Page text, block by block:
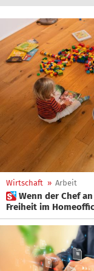
Wirtschaft » Arbeit
 Wenn der Chef an die Haustür klopft: Die Grenzen der
Freiheit im